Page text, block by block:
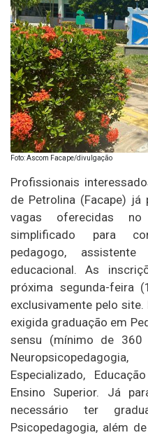
Foto: Ascom Facape/divulgação
Profissionais
de Petrolina (Facape)
vagas oferecidas
simplificado para
pedagogo,
educacional. As
próxima segunda-feira
exclusivamente pelo
exigida graduação em
sensu (mínimo de 360
Especializado,
Ensino Superior. Já
necessário ter
Psicopedagogia, além